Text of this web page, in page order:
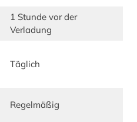
1 Stunde vor der
Verladung
Täglich
Regelmäßig